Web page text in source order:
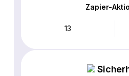
Zapier-
13